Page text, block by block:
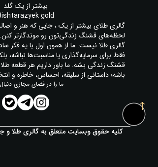
بیشتر از یک گلد
gold
گالری طلای بیشتر از یک ، جایی که هنر و
لحظه‌های قشنگ زندگی‌تون رو موندگارتر
گالری طلا نیست. ما از همون اول با یه فکر
فقط برای سرمایه‌گذاری یا مناسبت‌ها نباشه،
قشنگ زندگی بشه. ما باور داریم هر قطعه
باشه؛ داستانی از سلیقه، احساس، خاطره و
ما را در فضای مجازی
کلیه حقوق وبسایت متعلق به گالری طلا و